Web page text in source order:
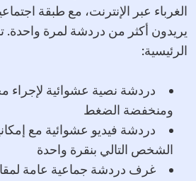
الغرباء عبر الإنترنت، مع طبقة
الرئيسية:
دردشة نصية عشوائية لإجراء
ومنخفضة الضغط
دردشة فيديو عشوائية مع
الشخص التالي بنقرة واحدة
غرف دردشة جماعية عامة